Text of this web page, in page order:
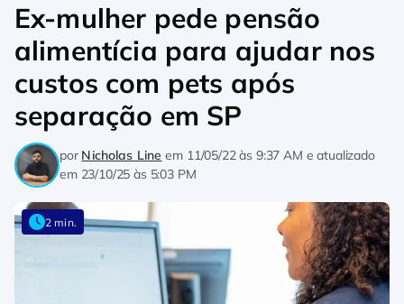
Ex-mulher pede pensão
alimentícia para ajudar nos
custos com pets após
separação em SP
por Nicholas Line em 11/05/22 às 9:37 AM e atualizado
em 23/10/25 às 5:03 PM
2 min.